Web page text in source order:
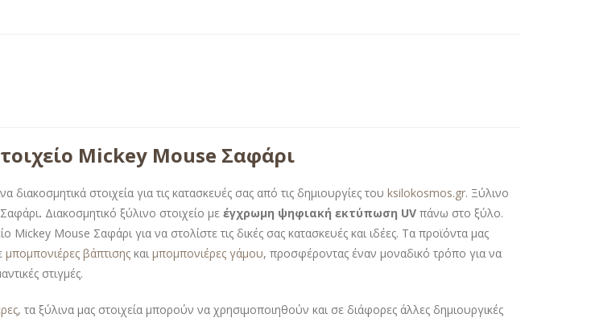
Mickey Mouse Σαφάρι
στοιχεία για τις κατασκευές σας από τις δημιουργίες του ksilokosmos.gr. Ξύλινο
. Διακοσμητικό ξύλινο στοιχείο με έγχρωμη ψηφιακή εκτύπωση UV πάνω στο ξύλο.
Mickey Mouse Σαφάρι για να στολίστε τις δικές σας κατασκευές και ιδέες. Τα προϊόντα μας
μπομπονιέρες βάπτισης και μπομπονιέρες γάμου, προσφέροντας έναν μοναδικό τρόπο για να
στιγμές.
, τα ξύλινα μας στοιχεία μπορούν να χρησιμοποιηθούν και σε διάφορες άλλες δημιουργικές